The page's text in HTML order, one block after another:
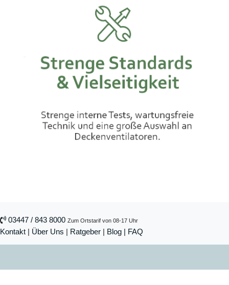
03447 / 843 8000 Zum Ortstarif von 08-17 Uhr
Kontakt | Über Uns | Ratgeber | Blog | FAQ